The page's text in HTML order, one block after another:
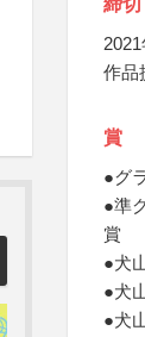
締切
作品
賞
●グ
●準
賞
●犬
●犬
●犬